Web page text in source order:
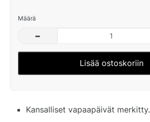
Määrä
–
Lisää ostoskoriin
Kansalliset vapaapäivät merkitty.